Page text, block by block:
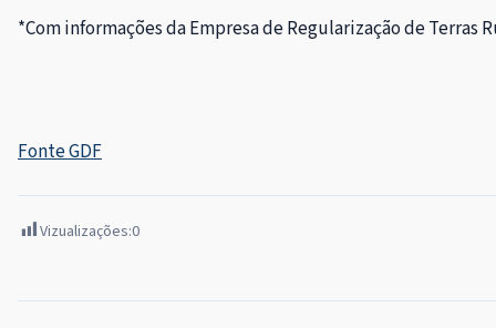
*Com informações da Empresa de Regularização de Terras
Fonte GDF
Vizualizações:0